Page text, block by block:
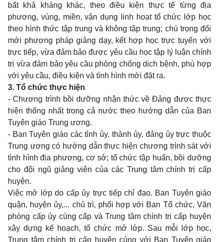
bất khả kháng khác, theo điều kiện thực tế từng địa
phương, vùng, miền, vận dụng linh hoạt tổ chức lớp học
theo hình thức tập trung và không tập trung; chú trọng đổi
mới phương pháp giảng dạy, kết hợp học trực tuyến với
trực tiếp, vừa đảm bảo được yêu cầu học tập lý luận chính
trị vừa đảm bảo yêu cầu phòng chống dịch bệnh, phù hợp
với yêu cầu, điều kiện và tình hình mới đặt ra.
3. Tổ chức thực hiện
- Chương trình bồi dưỡng nhận thức về Đảng được thực
hiện thống nhất trong cả nước theo hướng dẫn của Ban
Tuyên giáo Trung ương.
- Ban Tuyên giáo các tỉnh ủy, thành ủy, đảng ủy trực thuộc
Trung ương có hướng dẫn thực hiện chương trình sát với
tình hình địa phương, cơ sở; tổ chức tập huấn, bồi dưỡng
cho đội ngũ giảng viên của các Trung tâm chính trị cấp
huyện.
Việc mở lớp do cấp ủy trực tiếp chỉ đạo. Ban Tuyên giáo
quận, huyện ủy,... chủ trì, phối hợp với Ban Tổ chức, Văn
phòng cấp ủy cùng cấp và Trung tâm chính trị cấp huyện
xây dựng kế hoạch, tổ chức mở lớp. Sau mỗi lớp học,
Trung tâm chính trị cấp huyện cùng với Ban Tuyên giáo